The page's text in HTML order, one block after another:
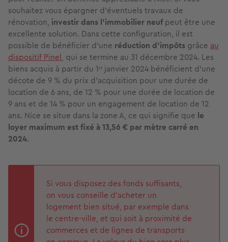
souhaitez vous épargner d'éventuels travaux de
rénovation, investir dans l'immobilier neufpeut être une
excellente solution. Dans cette configuration, il est
possible de bénéficier d’une réduction d'impôts grâce au
dispositif Pinel, qui se termine au 31 décembre 2024. Les
biens acquis à partir du 1ᵉʳ janvier 2024 bénéficient d'une
décote de 9 % du prix d’acquisition pour une durée de
location de 6 ans, de 12 % pour une durée de location de
9 ans et de 14 % pour un engagement de location de 12
ans. Nice se situe dans la zone A, ce qui signifie que le
loyer maximum est fixé à 13,56 € par mètre carré en
2024.
Si vous disposez des fonds suffisants,
on vous conseille d'acheter un
logement bien situé, par exemple dans
le centre-ville, et qui soit à proximité de
commerces et de lignes de transports